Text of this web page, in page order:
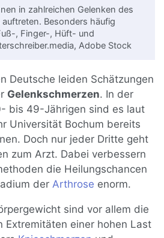
in zahlreichen Gelenken des
Besonders häufig
, Finger-, Hüft- und
Adobe Stock
Deutsche leiden Schätzungen
Gelenkschmerzen. In der
bis 49-Jährigen sind es laut
Universität Bochum bereits
Doch nur jeder Dritte geht
zum Arzt. Dabei verbessern
die Heilungschancen
der Arthrose enorm.
sind vor allem die
Extremitäten einer hohen Last